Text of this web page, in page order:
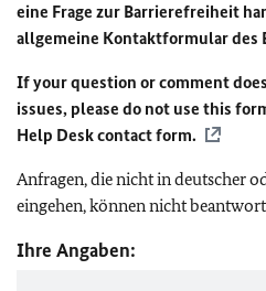
eine Frage zur Barrierefreiheit
allgemeine Kontaktformular des
If your question or comment
issues, please do not use this
Help Desk contact form.
Anfragen, die nicht in deutscher
eingehen, können nicht
Ihre Angaben: